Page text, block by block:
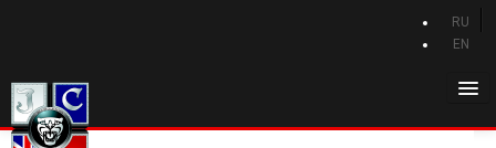
RU
EN
Главная